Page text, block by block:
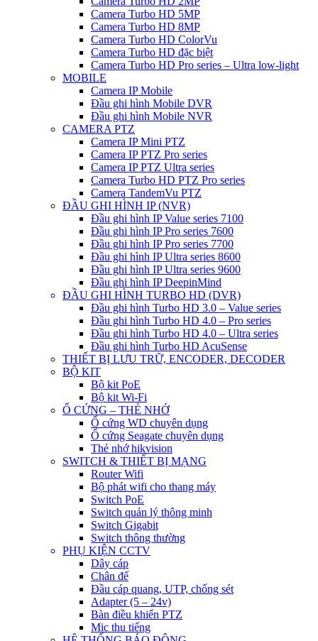
Camera Turbo HD 5MP
Camera Turbo HD 8MP
Camera Turbo HD ColorVu
Camera Turbo HD đặc biệt
Camera Turbo HD Pro series – Ultra low-light
MOBILE
Camera IP Mobile
Đầu ghi hình Mobile DVR
Đầu ghi hình Mobile NVR
CAMERA PTZ
Camera IP Mini PTZ
Camera IP PTZ Pro series
Camera IP PTZ Ultra series
Camera Turbo HD PTZ Pro series
Camera TandemVu PTZ
ĐẦU GHI HÌNH IP (NVR)
Đầu ghi hình IP Value series 7100
Đầu ghi hình IP Pro series 7600
Đầu ghi hình IP Pro series 7700
Đầu ghi hình IP Ultra series 8600
Đầu ghi hình IP Ultra series 9600
Đầu ghi hình IP DeepinMind
ĐẦU GHI HÌNH TURBO HD (DVR)
Đầu ghi hình Turbo HD 3.0 – Value series
Đầu ghi hình Turbo HD 4.0 – Pro series
Đầu ghi hình Turbo HD 4.0 – Ultra series
Đầu ghi hình Turbo HD AcuSense
THIẾT BỊ LƯU TRỮ, ENCODER, DECODER
BỘ KIT
Bộ kit PoE
Bộ kit Wi-Fi
Ổ CỨNG – THẺ NHỚ
Ổ cứng WD chuyên dụng
Ổ cứng Seagate chuyên dụng
Thẻ nhớ hikvision
SWITCH & THIẾT BỊ MẠNG
Router Wifi
Bộ phát wifi cho thang máy
Switch PoE
Switch quản lý thông minh
Switch Gigabit
Switch thông thường
PHỤ KIỆN CCTV
Dây cáp
Chân đế
Đầu cáp quang, UTP, chống sét
Adapter (5 – 24v)
Bàn điều khiển PTZ
Mic thu tiếng